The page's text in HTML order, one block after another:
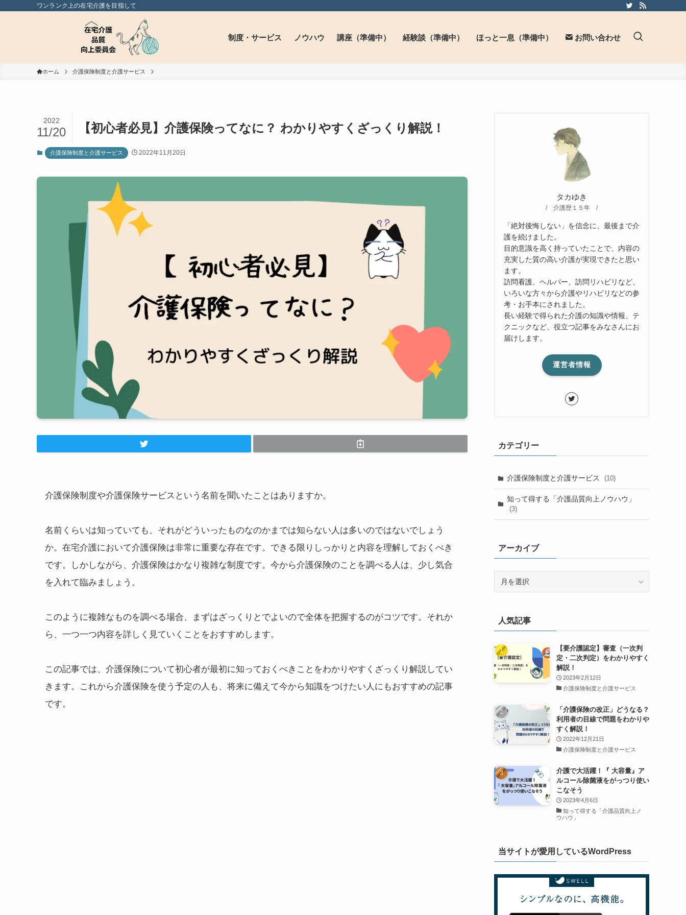
ワンランク上の在宅介護を目指して
制度・サービス ノウハウ 講座（準備中） 経験談（準備中） ほっと一息（準備中） お問い合わせ
ホーム 介護保険制度と介護サービス
【初心者必見】介護保険ってなに？ わかりやすくざっくり解説！
2022
11/20
介護保険制度と介護サービス 2022年11月20日
介護保険制度や介護保険サービスという名前を聞いたことはありますか。
名前くらいは知っていても、それがどういったものなのかまでは知らない人は多いのではないでしょう
か。在宅介護において介護保険は非常に重要な存在です。できる限りしっかりと内容を理解しておくべき
です。しかしながら、介護保険はかなり複雑な制度です。今から介護保険のことを調べる人は、少し気合
を入れて臨みましょう。
このように複雑なものを調べる場合、まずはざっくりとでよいので全体を把握するのがコツです。それか
ら、一つ一つ内容を詳しく見ていくことをおすすめします。
この記事では、介護保険について初心者が最初に知っておくべきことをわかりやすくざっくり解説してい
きます。これから介護保険を使う予定の人も、将来に備えて今から知識をつけたい人にもおすすめの記事
です。
タカゆき
/ 介護歴１５年 /
「絶対後悔しない」を信念に、最後まで介
護を続けました。
目的意識を高く持っていたことで、内容の
充実した質の高い介護が実現できたと思い
ます。
訪問看護、ヘルパー、訪問リハビリなど、
いろいな方々から介護やリハビリなどの参
考・お手本にされました。
長い経験で得られた介護の知識や情報、テ
クニックなど、役立つ記事をみなさんにお
届けします。
運営者情報
カテゴリー
介護保険制度と介護サービス (10)
知って得する「介護品質向上ノウハウ」
(3)
アーカイブ
ブ人気記事
【要介護認定】審査（一次判
定・二次判定）をわかりやすく
解説！
2023年2月12日
介護保険制度と介護サービス
「介護保険の改正」どうなる？
利用者の目線で問題をわかりや
すく解説！
2022年12月21日
介護保険制度と介護サービス
介護で大活躍！『 大容量』ア
ルコール除菌液をがっつり使い
こなそう
2023年4月6日
知って得する「介護品質向上ノ
ウハウ」
当サイトが愛用しているWordPress